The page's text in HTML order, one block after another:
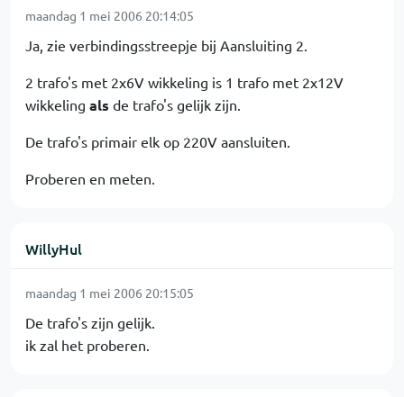
maandag 1 mei 2006 20:14:05
Ja, zie verbindingsstreepje bij Aansluiting 2.
2 trafo's met 2x6V wikkeling is 1 trafo met 2x12V
wikkeling als de trafo's gelijk zijn.
De trafo's primair elk op 220V aansluiten.
Proberen en meten.
WillyHul
maandag 1 mei 2006 20:15:05
De trafo's zijn gelijk.
ik zal het proberen.